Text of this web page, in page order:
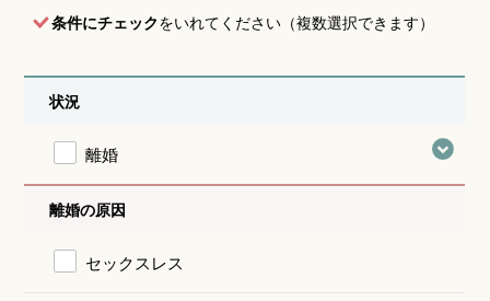
条件にチェックをいれてください（複数選択できます）
状況
離婚
離婚の原因
セックスレス